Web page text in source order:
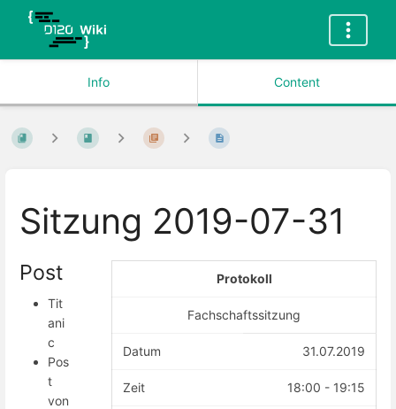
Info Content
Sitzung 2019-07-31
Protokoll
Fachschaftssitzung
Datum 31.07.2019
Zeit 18:00 - 19:15
Post
Tit
ani
c
Pos
t
von